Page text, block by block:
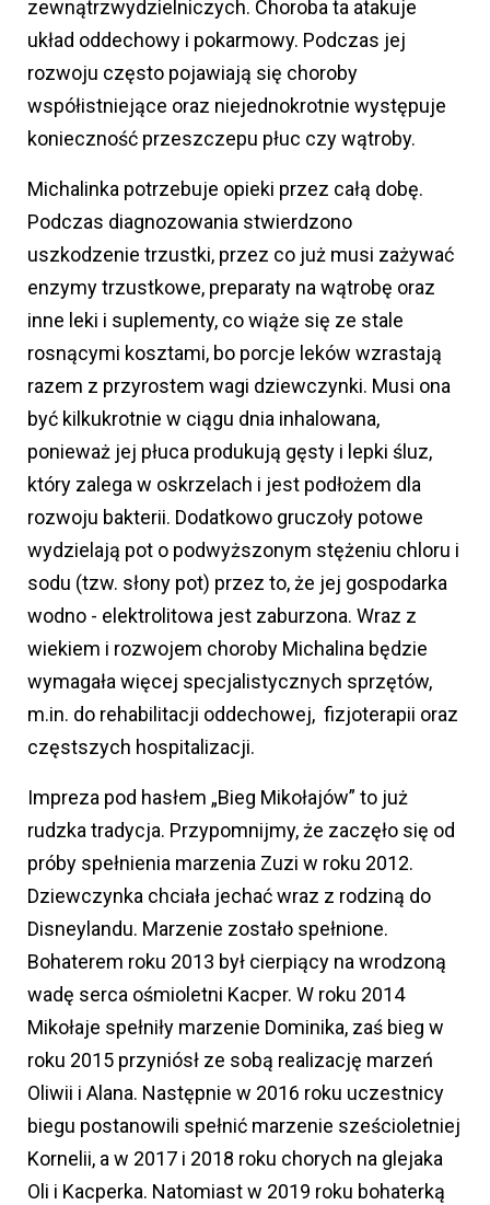
zewnątrzwydzielniczych. Choroba ta atakuje
układ oddechowy i pokarmowy. Podczas jej
rozwoju często pojawiają się choroby
współistniejące oraz niejednokrotnie występuje
konieczność przeszczepu płuc czy wątroby.
Michalinka potrzebuje opieki przez całą dobę.
Podczas diagnozowania stwierdzono
uszkodzenie trzustki, przez co już musi zażywać
enzymy trzustkowe, preparaty na wątrobę oraz
inne leki i suplementy, co wiąże się ze stale
rosnącymi kosztami, bo porcje leków wzrastają
razem z przyrostem wagi dziewczynki. Musi ona
być kilkukrotnie w ciągu dnia inhalowana,
ponieważ jej płuca produkują gęsty i lepki śluz,
który zalega w oskrzelach i jest podłożem dla
rozwoju bakterii. Dodatkowo gruczoły potowe
wydzielają pot o podwyższonym stężeniu chloru i
sodu (tzw. słony pot) przez to, że jej gospodarka
wodno - elektrolitowa jest zaburzona. Wraz z
wiekiem i rozwojem choroby Michalina będzie
wymagała więcej specjalistycznych sprzętów,
m.in. do rehabilitacji oddechowej, fizjoterapii oraz
częstszych hospitalizacji.
Impreza pod hasłem „Bieg Mikołajów” to już
rudzka tradycja. Przypomnijmy, że zaczęło się od
próby spełnienia marzenia Zuzi w roku 2012.
Dziewczynka chciała jechać wraz z rodziną do
Disneylandu. Marzenie zostało spełnione.
Bohaterem roku 2013 był cierpiący na wrodzoną
wadę serca ośmioletni Kacper. W roku 2014
Mikołaje spełniły marzenie Dominika, zaś bieg w
roku 2015 przyniósł ze sobą realizację marzeń
Oliwii i Alana. Następnie w 2016 roku uczestnicy
biegu postanowili spełnić marzenie sześcioletniej
Kornelii, a w 2017 i 2018 roku chorych na glejaka
Oli i Kacperka. Natomiast w 2019 roku bohaterką